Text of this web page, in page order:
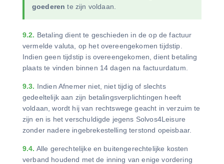
goederen te zijn voldaan.
9.2. Betaling dient te geschieden in de op de factuur
vermelde valuta, op het overeengekomen tijdstip.
Indien geen tijdstip is overeengekomen, dient betaling
plaats te vinden binnen 14 dagen na factuurdatum.
9.3. Indien Afnemer niet, niet tijdig of slechts
gedeeltelijk aan zijn betalingsverplichtingen heeft
voldaan, wordt hij van rechtswege geacht in verzuim te
zijn en is het verschuldigde jegens Solvos4Leisure
zonder nadere ingebrekestelling terstond opeisbaar.
9.4. Alle gerechtelijke en buitengerechtelijke kosten
verband houdend met de inning van enige vordering